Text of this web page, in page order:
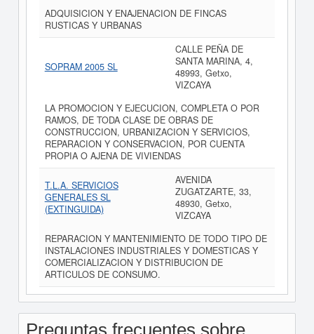
ADQUISICION Y ENAJENACION DE FINCAS
RUSTICAS Y URBANAS
SOPRAM 2005 SL
CALLE PEÑA DE
SANTA MARINA, 4,
48993, Getxo,
VIZCAYA
LA PROMOCION Y EJECUCION, COMPLETA O POR
RAMOS, DE TODA CLASE DE OBRAS DE
CONSTRUCCION, URBANIZACION Y SERVICIOS,
REPARACION Y CONSERVACION, POR CUENTA
PROPIA O AJENA DE VIVIENDAS
T.L.A. SERVICIOS
GENERALES SL
(EXTINGUIDA)
AVENIDA
ZUGATZARTE, 33,
48930, Getxo,
VIZCAYA
REPARACION Y MANTENIMIENTO DE TODO TIPO DE
INSTALACIONES INDUSTRIALES Y DOMESTICAS Y
COMERCIALIZACION Y DISTRIBUCION DE
ARTICULOS DE CONSUMO.
Preguntas frecuentes sobre